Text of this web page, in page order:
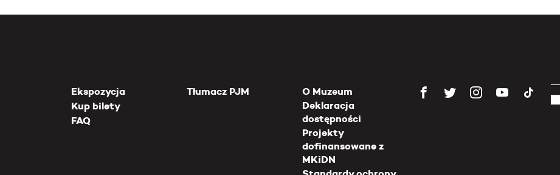
Ekspozycja
Kup bilety
FAQ
Tłumacz PJM
O Muzeum
Deklaracja
dostępności
Projekty
dofinansowane z
MKiDN